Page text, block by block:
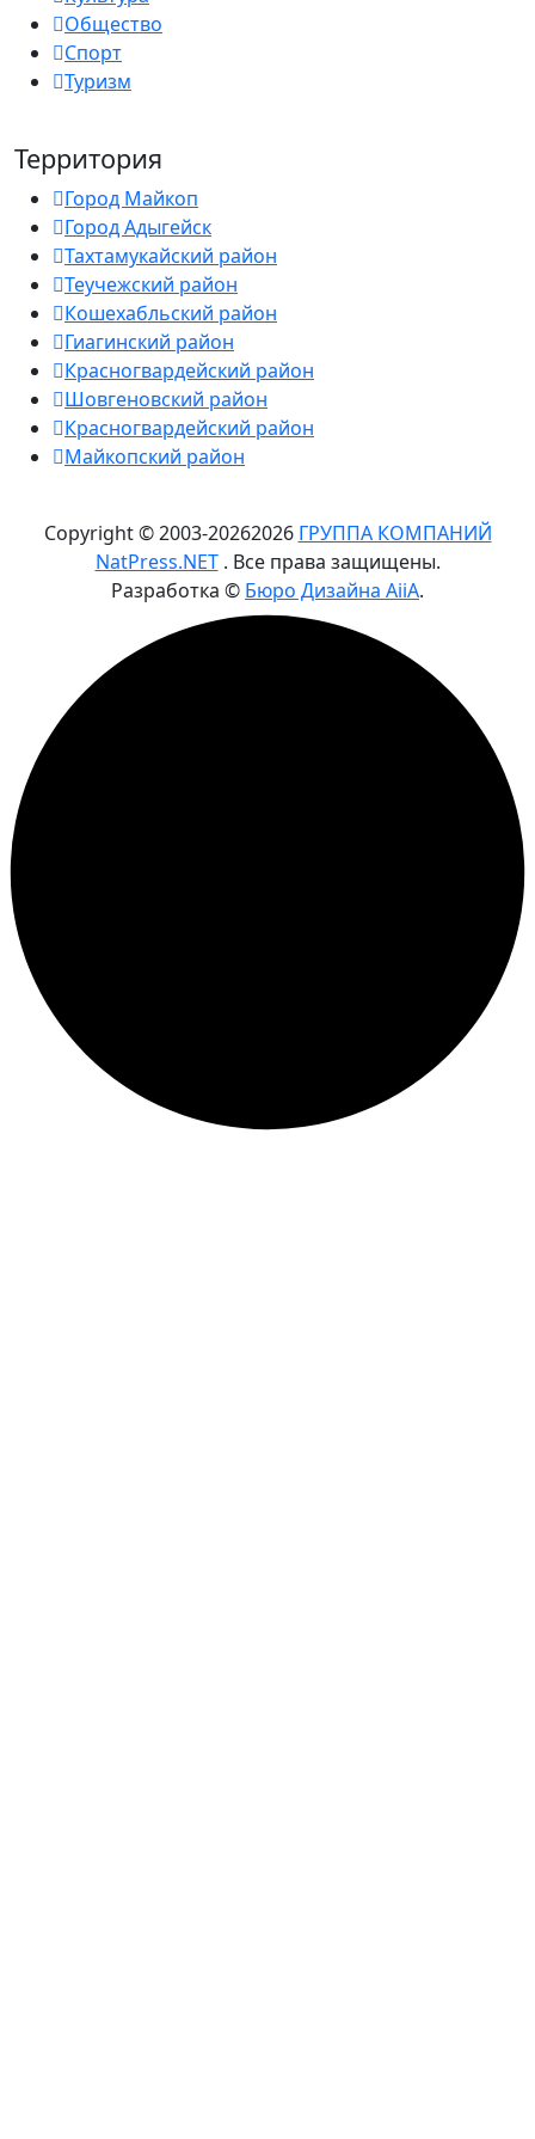
Общество
Спорт
Туризм
Территория
Город Майкоп
Город Адыгейск
Тахтамукайский район
Теучежский район
Кошехабльский район
Гиагинский район
Красногвардейский район
Шовгеновский район
Красногвардейский район
Майкопский район
Copyright © 2003-20262026 ГРУППА КОМПАНИЙ
NatPress.NET. Все права защищены.
Разработка © Бюро Дизайна AiiA.